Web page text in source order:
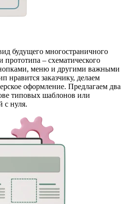
будущего многостраничного
прототипа – схематического
меню и другими важными
нравится заказчику, делаем
оформление. Предлагаем два
типовых шаблонов или
с нуля.